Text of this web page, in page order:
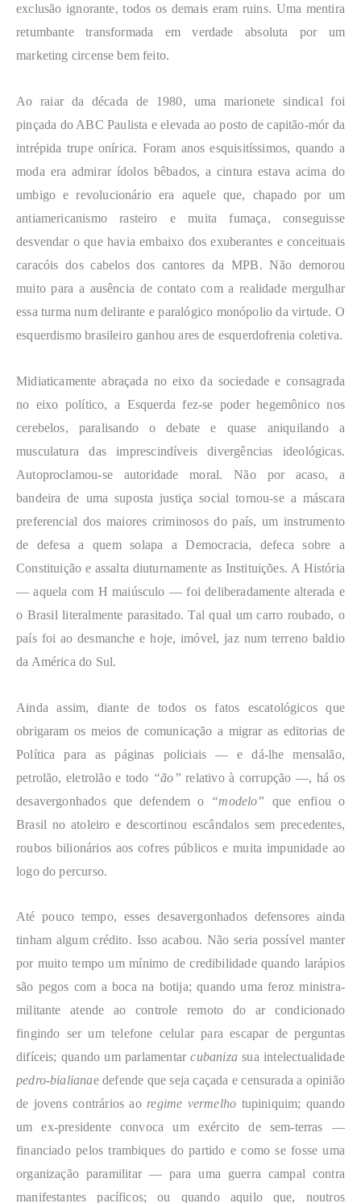
exclusão ignorante, todos os demais eram ruins. Uma mentira
retumbante transformada em verdade absoluta por um
marketing circense bem feito.
Ao raiar da década de 1980, uma marionete sindical foi
pinçada do ABC Paulista e elevada ao posto de capitão-mór da
intrépida trupe onírica. Foram anos esquisitíssimos, quando a
moda era admirar ídolos bêbados, a cintura estava acima do
umbigo e revolucionário era aquele que, chapado por um
antiamericanismo rasteiro e muita fumaça, conseguisse
desvendar o que havia embaixo dos exuberantes e conceituais
caracóis dos cabelos dos cantores da MPB. Não demorou
muito para a ausência de contato com a realidade mergulhar
essa turma num delirante e paralógico monópolio da virtude. O
esquerdismo brasileiro ganhou ares de esquerdofrenia coletiva.
Midiaticamente abraçada no eixo da sociedade e consagrada
no eixo político, a Esquerda fez-se poder hegemônico nos
cerebelos, paralisando o debate e quase aniquilando a
musculatura das imprescindíveis divergências ideológicas.
Autoproclamou-se autoridade moral. Não por acaso, a
bandeira de uma suposta justiça social tornou-se a máscara
preferencial dos maiores criminosos do país, um instrumento
de defesa a quem solapa a Democracia, defeca sobre a
Constituição e assalta diuturnamente as Instituições. A História
— aquela com H maiúsculo — foi deliberadamente alterada e
o Brasil literalmente parasitado. Tal qual um carro roubado, o
país foi ao desmanche e hoje, imóvel, jaz num terreno baldio
da América do Sul.
Ainda assim, diante de todos os fatos escatológicos que
obrigaram os meios de comunicação a migrar as editorias de
Política para as páginas policiais — e dá-lhe mensalão,
petrolão, eletrolão e todo “ão” relativo à corrupção —, há os
desavergonhados que defendem o
“modelo” que enfiou o
Brasil no atoleiro e descortinou escândalos sem precedentes,
roubos bilionários aos cofres públicos e muita impunidade ao
logo do percurso.
Até pouco tempo, esses desavergonhados defensores ainda
tinham algum crédito. Isso acabou. Não seria possível manter
por muito tempo um mínimo de credibilidade quando larápios
são pegos com a boca na botija; quando uma feroz ministra-
militante atende ao controle remoto do ar condicionado
fingindo ser um telefone celular para escapar de perguntas
difíceis; quando um parlamentarcubanizasua intelectualidade
pedro-bialianae defende que seja caçada e censurada a opinião
de jovens contrários ao regime vermelho tupiniquim; quando
um ex-presidente convoca um exército de sem-terras —
financiado pelos trambiques do partido e como se fosse uma
organização paramilitar — para uma guerra campal contra
manifestantes pacíficos; ou quando aquilo que, noutros